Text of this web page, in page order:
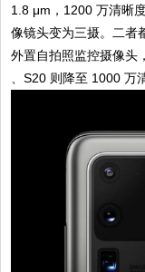
1.8 μm，1200 万清晰
像镜头变为三摄。二者
外置自拍照监控摄像头
、S20 则降至 1000 万